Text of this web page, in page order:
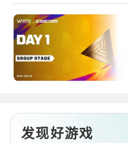
发现好游戏